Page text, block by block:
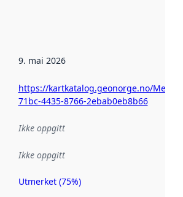
om
9. mai 2026
https://kartkatalog.geonorge.no/
71bc-4435-8766-2ebab0eb8b66
Ikke oppgitt
Ikke oppgitt
Metadatakvalitet
Utmerket (75%)